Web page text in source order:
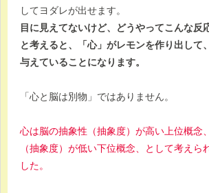
してヨダレが出せます。
目に見えてないけど、どうやってこんな反
と考えると、「心」がレモンを作り出して
与えていることになります。
「心と脳は別物」ではありません。
心は脳の抽象性（抽象度）が高い上位概念
（抽象度）が低い下位概念、として考えら
した。